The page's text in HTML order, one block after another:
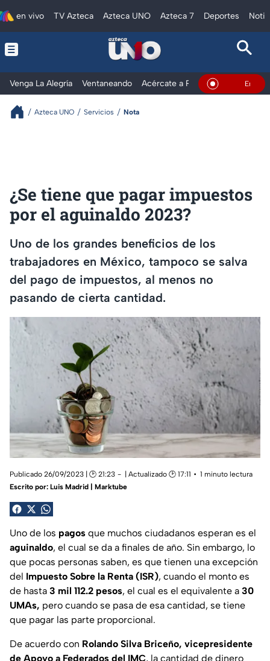
en vivo TV Azteca Azteca UNO Azteca 7 Deportes
Venga La Alegría Ventaneando Acércate a Rocío Al Extremo
En Vivo
Azteca UNO Servicios Nota
¿Se tiene que pagar impuestos
por el aguinaldo 2023?
Uno de los grandes beneficios de los
trabajadores en México, tampoco se salva
del pago de impuestos, al menos no
pasando de cierta cantidad.
Publicado 26/09/2023 | 🕑 21:23 | Actualizado 🕑 17:11
1 minuto lectura
Escrito por: Luis Madrid | Marktube
Uno de los pagos que muchos ciudadanos esperan es el
aguinaldo, el cual se da a finales de año. Sin embargo, lo
que pocas personas saben, es que tienen una excepción
del Impuesto Sobre la Renta (ISR), cuando el monto es
de hasta 3 mil 112.2 pesos, el cual es el equivalente a 30
UMAs, pero cuando se pasa de esa cantidad, se tiene
que pagar las parte proporcional.
De acuerdo con Rolando Silva Briceño, vicepresidente
de Apoyo a Federados del IMC, la cantidad de dinero